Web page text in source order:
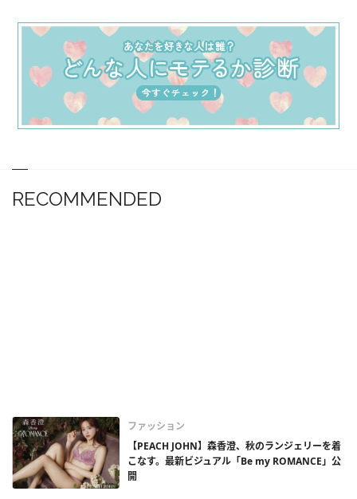
RECOMMENDED
ファッション
【PEACH JOHN】森香澄、秋のランジェリーを着
こなす。最新ビジュアル「Be my ROMANCE」公
開